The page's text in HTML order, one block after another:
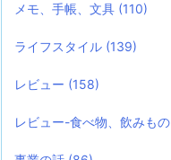
メモ、手帳、文具 (110)
ライフスタイル (139)
レビュー (158)
レビュー-食べ物、飲みもの